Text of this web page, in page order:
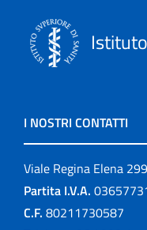
I NOSTRI CONTATTI
Viale Regina Elena
Partita I.V.A.
C.F. 80211730587